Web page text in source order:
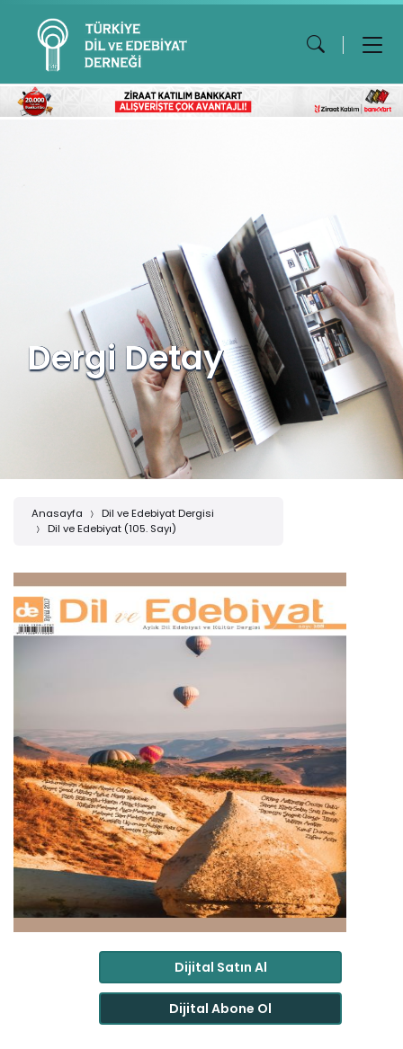
Dergi Detay
Anasayfa
Dil ve Edebiyat Dergisi
Dil ve Edebiyat (105. Sayı)
Dijital Satın Al
Dijital Abone Ol